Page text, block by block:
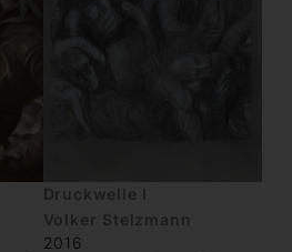
Druckwelle I
Volker Stelzmann
2016